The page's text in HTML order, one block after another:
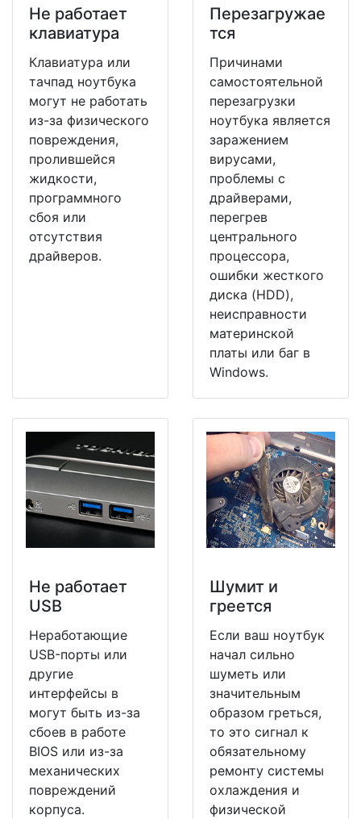
Не работает
клавиатура
Клавиатура или
тачпад ноутбука
могут не работать
из-за физического
повреждения,
пролившейся
жидкости,
программного
сбоя или
отсутствия
драйверов.
Перезагружае
тся
Причинами
самостоятельной
перезагрузки
ноутбука является
заражением
вирусами,
проблемы с
драйверами,
перегрев
центрального
процессора,
ошибки жесткого
диска (HDD),
неисправности
материнской
платы или баг в
Windows.
Не работает
USB
Неработающие
USB-порты или
другие
интерфейсы в
могут быть из-за
сбоев в работе
BIOS или из-за
механических
повреждений
корпуса.
Шумит и
греется
Если ваш ноутбук
начал сильно
шуметь или
значительным
образом греться,
то это сигнал к
обязательному
ремонту системы
охлаждения и
физической